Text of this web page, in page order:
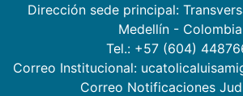
Dirección sede principal:
Medellín -
Tel.: +57 (604)
Correo Institucional:
Correo Notificaciones